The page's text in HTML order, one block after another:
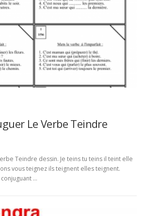
Le Verbe Teindre
Teindre dessin. Je teins tu teins il teint elle
vous teignez ils teignent elles teignent.
…